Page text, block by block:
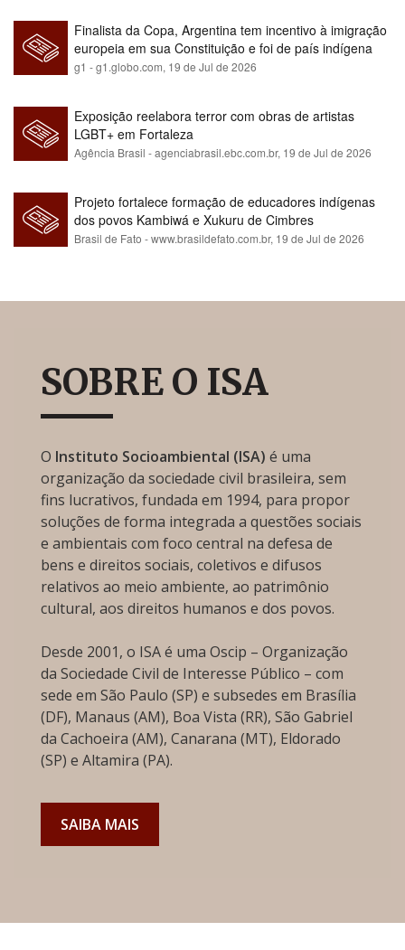
Finalista da Copa, Argentina tem incentivo à imigração
europeia em sua Constituição e foi de país indígena
para maioria branca
g1 - g1.globo.com, 19 de Jul de 2026
Exposição reelabora terror com obras de artistas
LGBT+ em Fortaleza
Agência Brasil - agenciabrasil.ebc.com.br, 19 de Jul de 2026
Projeto fortalece formação de educadores indígenas
dos povos Kambiwá e Xukuru de Cimbres
Brasil de Fato - www.brasildefato.com.br, 19 de Jul de 2026
SOBRE O ISA
O Instituto Socioambiental (ISA) é uma
organização da sociedade civil brasileira, sem
fins lucrativos, fundada em 1994, para propor
soluções de forma integrada a questões sociais
e ambientais com foco central na defesa de
bens e direitos sociais, coletivos e difusos
relativos ao meio ambiente, ao patrimônio
cultural, aos direitos humanos e dos povos.
Desde 2001, o ISA é uma Oscip – Organização
da Sociedade Civil de Interesse Público – com
sede em São Paulo (SP) e subsedes em Brasília
(DF), Manaus (AM), Boa Vista (RR), São Gabriel
da Cachoeira (AM), Canarana (MT), Eldorado
(SP) e Altamira (PA).
SAIBA MAIS